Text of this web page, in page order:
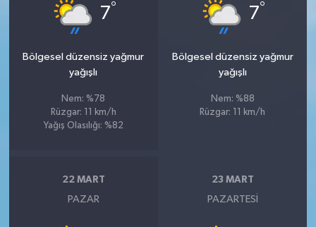
7°
Bölgesel düzensiz yağmur
yağışlı
Nem: %78
Rüzgar: 11 km/h
Yağış Olasılığı: %82
7°
Bölgesel düzensiz yağmur
yağışlı
Nem: %88
Rüzgar: 11 km/h
22 MART
PAZAR
23 MART
PAZARTESI